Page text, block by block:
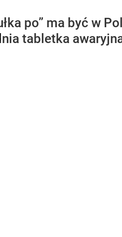
po” ma być w
tabletka